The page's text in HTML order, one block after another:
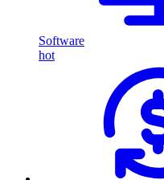
Software
hot